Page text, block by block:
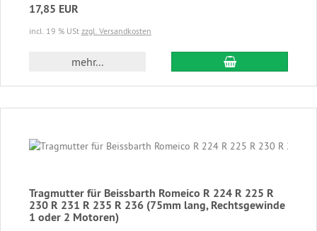
17,85 EUR
incl. 19 % USt zzgl. Versandkosten
mehr... In den
Tragmutter für Beissbarth Romeico R 224 R 225 R
230 R 231 R 235 R 236 (75mm lang, Rechtsgewinde
1 oder 2 Motoren)